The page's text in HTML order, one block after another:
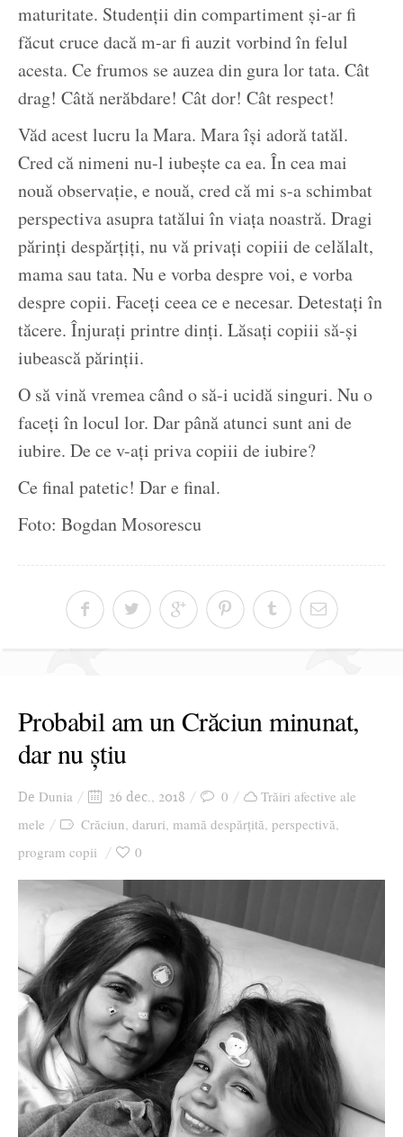
maturitate. Studenții din compartiment și-ar fi
făcut cruce dacă m-ar fi auzit vorbind în felul
acesta. Ce frumos se auzea din gura lor tata. Cât
drag! Câtă nerăbdare! Cât dor! Cât respect!
Văd acest lucru la Mara. Mara își adoră tatăl.
Cred că nimeni nu-l iubește ca ea. În cea mai
nouă observație, e nouă, cred că mi s-a schimbat
perspectiva asupra tatălui în viața noastră. Dragi
părinți despărțiți, nu vă privați copiii de celălalt,
mama sau tata. Nu e vorba despre voi, e vorba
despre copii. Faceți ceea ce e necesar. Detestați în
tăcere. Înjurați printre dinți. Lăsați copiii să-și
iubească părinții.
O să vină vremea când o să-i ucidă singuri. Nu o
faceți în locul lor. Dar până atunci sunt ani de
iubire. De ce v-ați priva copiii de iubire?
Ce final patetic! Dar e final.
Foto: Bogdan Mosorescu
Probabil am un Crăciun minunat,
dar nu știu
De Dunia 26 dec., 2018 0
Trăiri afective ale
mele
Crăciun, daruri, mamă despărțită, perspectivă,
program copii 0